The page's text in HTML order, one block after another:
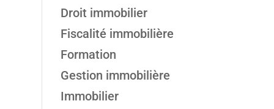
Droit immobilier
Fiscalité immobilière
Formation
Gestion immobilière
Immobilier